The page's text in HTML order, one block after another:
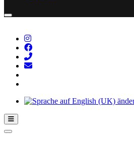
Hamburger Toggle-Menü